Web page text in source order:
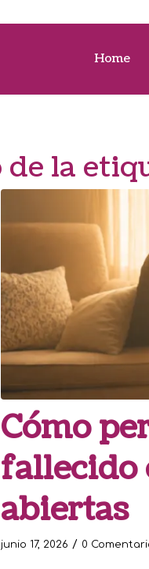
Home
la
Cómo
fallecido
abiertas
junio 17, 2026 / 0